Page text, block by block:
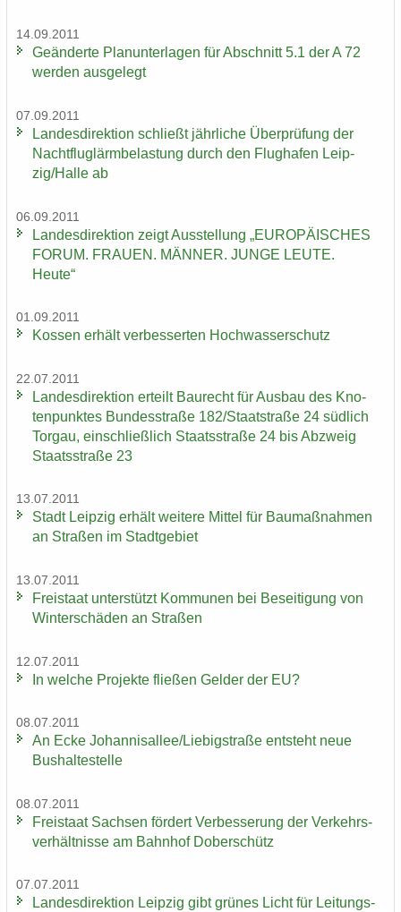
14.09.2011
Ge­än­der­te Plan­un­ter­la­gen für Ab­schnitt 5.1 der A 72
wer­den aus­ge­legt
07.09.2011
Lan­des­di­rek­ti­on schließt jähr­li­che Über­prü­fung der
Nacht­flug­lärm­be­las­tung durch den Flug­ha­fen Leip­
zig/Halle ab
06.09.2011
Lan­des­di­rek­ti­on zeigt Aus­stel­lung „EU­RO­PÄI­SCHES
FORUM. FRAU­EN. MÄN­NER. JUNGE LEUTE.
Heute“
01.09.2011
Kos­sen er­hält ver­bes­ser­ten Hoch­was­ser­schutz
22.07.2011
Lan­des­di­rek­ti­on er­teilt Bau­recht für Aus­bau des Kno­
ten­punk­tes Bun­des­stra­ße 182/Staat­stra­ße 24 süd­lich
Tor­gau, ein­schließ­lich Staats­stra­ße 24 bis Ab­zweig
Staats­stra­ße 23
13.07.2011
Stadt Leip­zig er­hält wei­te­re Mit­tel für Bau­maß­nah­men
an Stra­ßen im Stadt­ge­biet
13.07.2011
Frei­staat un­ter­stützt Kom­mu­nen bei Be­sei­ti­gung von
Win­ter­schä­den an Stra­ßen
12.07.2011
In wel­che Pro­jek­te flie­ßen Gel­der der EU?
08.07.2011
An Ecke Jo­han­ni­s­al­lee/Lie­big­stra­ße ent­steht neue
Bus­hal­te­stel­le
08.07.2011
Frei­staat Sach­sen för­dert Ver­bes­se­rung der Ver­kehrs­
ver­hält­nis­se am Bahn­hof Do­ber­schütz
07.07.2011
Lan­des­di­rek­ti­on Leip­zig gibt grü­nes Licht für Lei­tungs­